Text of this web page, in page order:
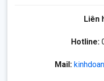
Liên
Hotline:
Mail: